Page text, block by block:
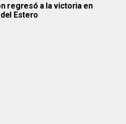
regresó a la victoria en
Estero